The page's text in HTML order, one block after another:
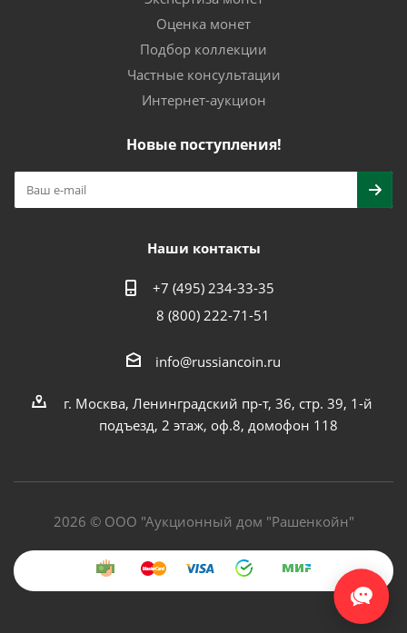
Оценка монет
Подбор коллекции
Частные консультации
Интернет-аукцион
Новые поступления!
Наши контакты
+7 (495) 234-33-35
8 (800) 222-71-51
info@russiancoin.ru
г. Москва, Ленинградский пр-т, 36, стр. 39, 1-й
подъезд, 2 этаж, оф.8, домофон 118
2026 © ООО "Аукционный дом "Рашенкойн"